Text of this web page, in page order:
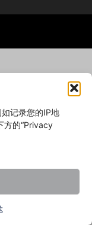
记录您的IP地
方的“Privacy